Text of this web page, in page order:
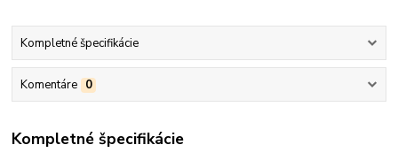
Kompletné špecifikácie
Komentáre 0
Kompletné špecifikácie